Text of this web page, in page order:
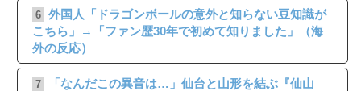
6 外国人「ドラゴンボールの意外と知らない豆知識が
こちら」→「ファン歴30年で初めて知りました」（海
外の反応）
7
「なんだこの異音は…」仙台と山形を結ぶ『仙山